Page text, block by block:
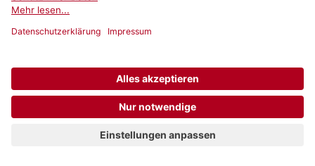
Mandeley feat. Dodo
Mundartisten
Ne nei
bzar (vs)
WHY DO I
Ada Calypso